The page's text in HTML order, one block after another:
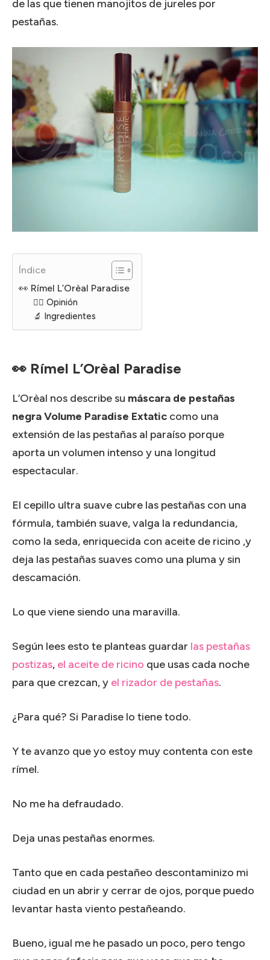
de las que tienen manojitos de jureles por
pestañas.
Índice
👀 Rímel L’Orèal Paradise
🙋‍♀️ Opinión
🔬 Ingredientes
👀 Rímel L’Orèal Paradise
L’Orèal nos describe su máscara de pestañas
negra Volume Paradise Extatic como una
extensión de las pestañas al paraíso porque
aporta un volumen intenso y una longitud
espectacular.
El cepillo ultra suave cubre las pestañas con una
fórmula, también suave, valga la redundancia,
como la seda, enriquecida con aceite de ricino ,y
deja las pestañas suaves como una pluma y sin
descamación.
Lo que viene siendo una maravilla.
Según lees esto te planteas guardar las pestañas
postizas, el aceite de ricino que usas cada noche
para que crezcan, y el rizador de pestañas.
¿Para qué? Si Paradise lo tiene todo.
Y te avanzo que yo estoy muy contenta con este
rímel.
No me ha defraudado.
Deja unas pestañas enormes.
Tanto que en cada pestañeo descontaminizo mi
ciudad en un abrir y cerrar de ojos, porque puedo
levantar hasta viento pestañeando.
Bueno, igual me he pasado un poco, pero tengo